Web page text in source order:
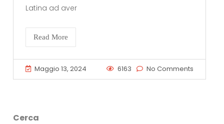
Latina ad aver
Read More
Maggio 13, 2024 6163 No Comments
Cerca